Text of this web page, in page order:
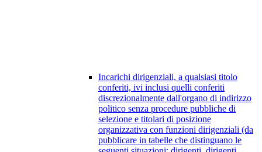
Incarichi dirigenziali, a qualsiasi titolo
conferiti, ivi inclusi quelli conferiti
discrezionalmente dall'organo di indirizzo
politico senza procedure pubbliche di
selezione e titolari di posizione
organizzativa con funzioni dirigenziali (da
pubblicare in tabelle che distinguano le